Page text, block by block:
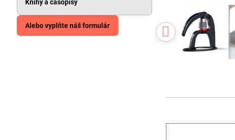
Knihy a časopisy
Alebo vyplňte náš formulár